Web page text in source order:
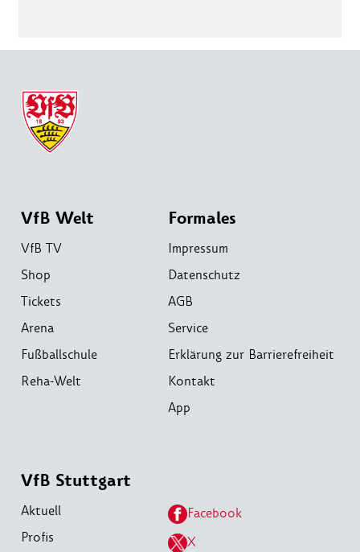
VfB Welt
VfB TV
Shop
Tickets
Arena
Fußballschule
Reha-Welt
Formales
Impressum
Datenschutz
AGB
Service
Erklärung zur Barrierefreiheit
Kontakt
App
VfB Stuttgart
Aktuell
Profis
Facebook
X